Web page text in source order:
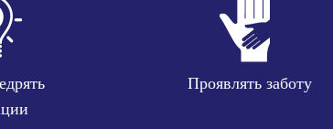
Проявлять заботу